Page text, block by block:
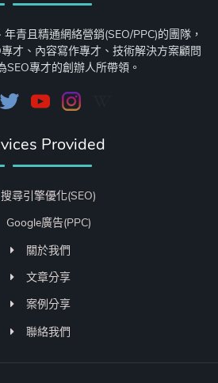
青且精通網絡營銷(SEO/PPC)的團隊，
才、內容寫作專才、技術解決方案顧問
SEO專才的創辦人所帶領。
Provided
搜尋引擎優化(SEO)
Google廣告(PPC)
關於我們
文章分享
案例分享
聯絡我們